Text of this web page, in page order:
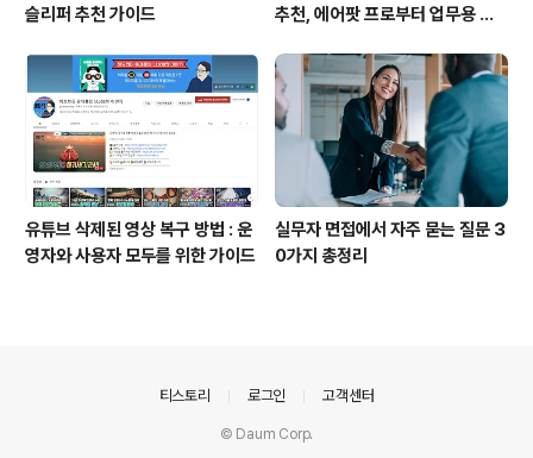
슬리퍼 추천 가이드
추천, 에어팟 프로부터 업무용 이
유튜브 삭제된 영상 복구 방법 : 운
영자와 사용자 모두를 위한 가이드
실무자 면접에서 자주 묻는 질문 3
0가지 총정리
티스토리 로그인 고객센터
© Daum Corp.